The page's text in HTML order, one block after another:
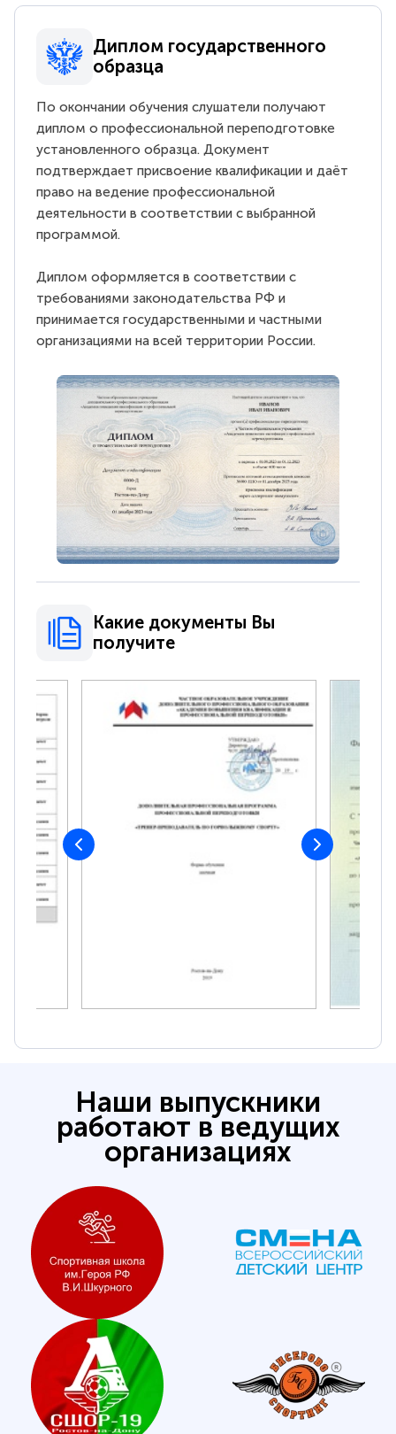
Диплом государственного
образца
По окончании обучения слушатели получают
диплом о профессиональной переподготовке
установленного образца. Документ
подтверждает присвоение квалификации и даёт
право на ведение профессиональной
деятельности в соответствии с выбранной
программой.
Диплом оформляется в соответствии с
требованиями законодательства РФ и
принимается государственными и частными
организациями на всей территории России.
Какие документы Вы
получите
Наши выпускники
работают в ведущих
организациях